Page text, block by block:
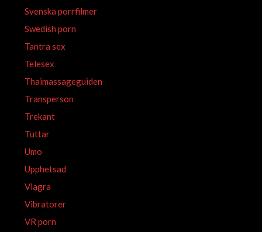
Svenska porrfilmer
Swedish porn
Tantra sex
Telesex
Thaimassageguiden
Transperson
Trekant
Tuttar
Umo
Upphetsad
Viagra
Vibratorer
VR porn